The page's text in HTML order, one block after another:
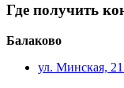
Где получить
Балаково
ул. Минская,